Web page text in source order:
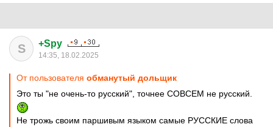
S +Spy
14:35, 18.02.2025
От пользователя обманутый дольщик
Это ты "не очень-то русский", точнее СОВСЕМ не русский.
Не трожь своим паршивым языком самые РУССКИЕ слова